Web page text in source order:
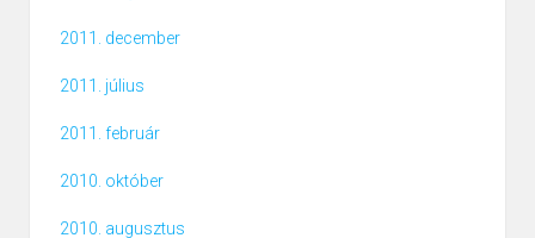
2011. december
2011. július
2011. február
2010. október
2010. augusztus